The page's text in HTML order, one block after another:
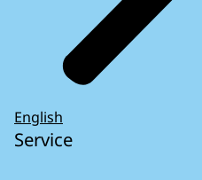
English
Service